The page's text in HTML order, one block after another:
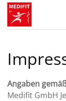
Zum
Angaben
Medifit GmbH